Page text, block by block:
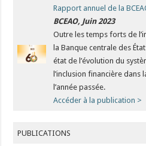
Rapport annuel de la
BCEAO, Juin 2023
Outre les temps forts de
la Banque centrale des
état de l’évolution du
l’inclusion financière dans
l’année passée.
Accéder à la publication >
PUBLICATIONS